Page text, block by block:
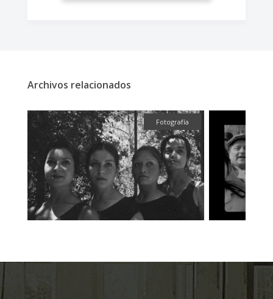
Archivos relacionados
Fotografía